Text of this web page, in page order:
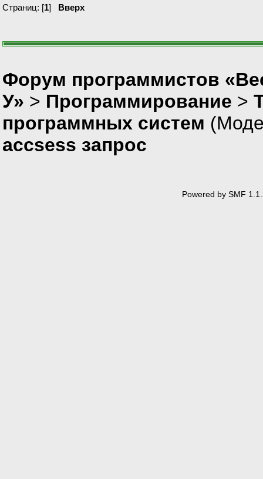
Страниц: [1] Вверх
Форум программистов
У» > Программирование >
программных систем
accsess запрос
Powered by SMF